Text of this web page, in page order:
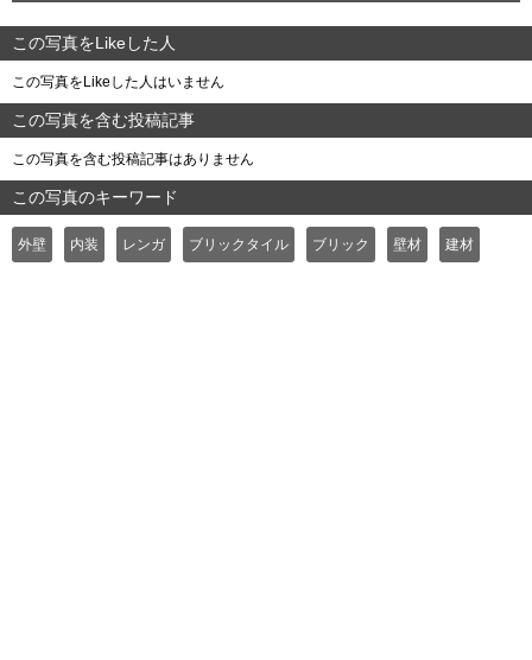
この写真をLikeした人
この写真をLikeした人はいません
この写真を含む投稿記事
この写真を含む投稿記事はありません
この写真のキーワード
外壁 内装 レンガ ブリックタイル ブリック 壁材 建材